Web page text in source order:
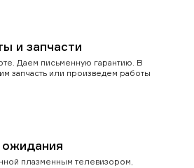
и запчасти
Даем письменную гарантию. В
запчасть или произведем работы
плазменным телевизором,